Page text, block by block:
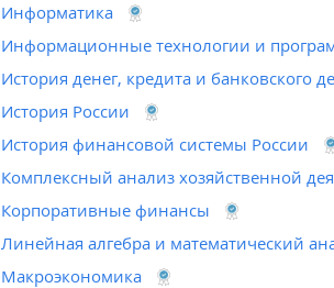
Информатика
Информационные технологии и
История денег, кредита и банковского
История России
История финансовой системы России
Комплексный анализ хозяйственной
Корпоративные финансы
Линейная алгебра и математический
Макроэкономика